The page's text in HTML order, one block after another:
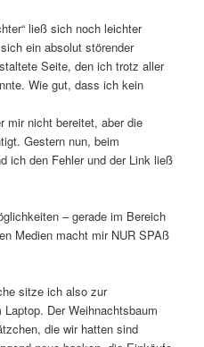
ließ sich noch leichter
ein absolut störender
Seite, den ich trotz aller
Wie gut, dass ich kein
mir nicht bereitet, aber die
Gestern nun, beim
ich den Fehler und der Link ließ
– gerade im Bereich
Medien macht mir NUR SPAß
sitze ich also zur
Der Weihnachtsbaum
die wir hatten sind